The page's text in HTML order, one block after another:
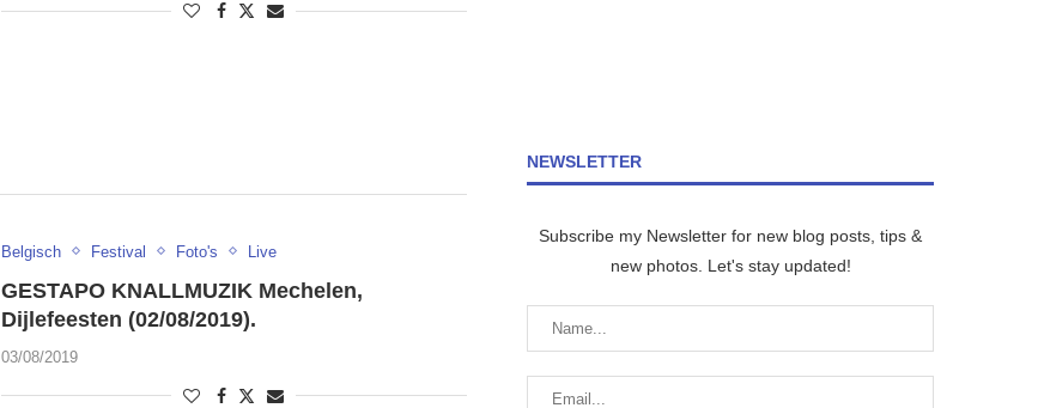
Belgisch Festival Foto's Live
GESTAPO KNALLMUZIK Mechelen,
Dijlefeesten (02/08/2019).
03/08/2019
NEWSLETTER
Subscribe my Newsletter for new blog posts, tips &
new photos. Let's stay updated!